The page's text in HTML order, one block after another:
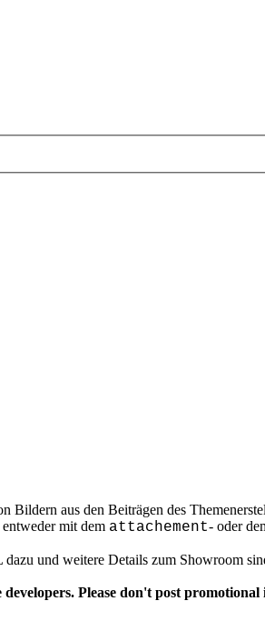
aus den Beiträgen des
mit dem attachement- oder
und weitere Details zum Showroom
Please don't post